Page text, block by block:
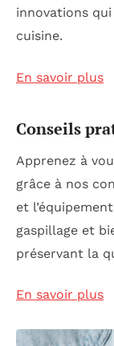
innovations
cuisine.
En savoir plus
Conseils
Apprenez à
grâce à nos
et
gaspillage et
préservant la
En savoir plus